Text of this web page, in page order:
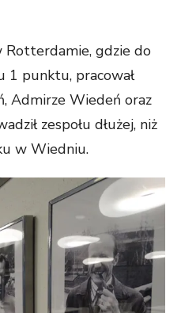
Rotterdamie, gdzie do
1 punktu, pracował
Admirze Wiedeń oraz
zespołu dłużej, niż
w Wiedniu.